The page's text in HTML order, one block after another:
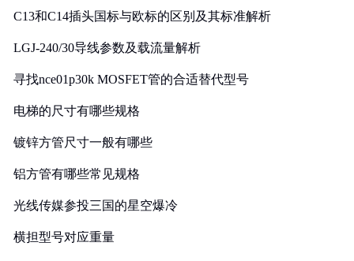
C13和C14插头国标与欧标的区别及其标准解析
LGJ-240/30导线参数及载流量解析
寻找nce01p30k MOSFET管的合适替代型号
电梯的尺寸有哪些规格
镀锌方管尺寸一般有哪些
铝方管有哪些常见规格
光线传媒参投三国的星空爆冷
横担型号对应重量